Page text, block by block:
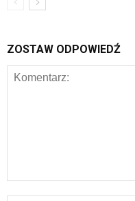
ZOSTAW ODPOWIEDŹ